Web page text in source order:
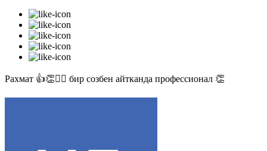
Рахмат 👍👏✊🏻 бир созбен айтканда профессионал 👏